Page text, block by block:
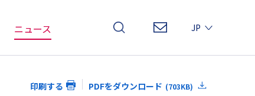
ニュース
JP
PDFをダウンロード (703KB)
印刷する